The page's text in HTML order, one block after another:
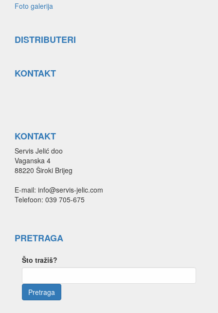
Foto galerija
DISTRIBUTERI
KONTAKT
KONTAKT
Servis Jelić doo
Vaganska 4
88220 Široki Brijeg
E-mail: info@servis-jelic.com
Telefoon: 039 705-675
PRETRAGA
Što tražiš?